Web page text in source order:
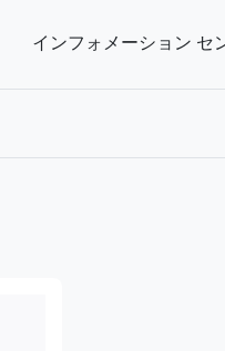
インフォメーション セ